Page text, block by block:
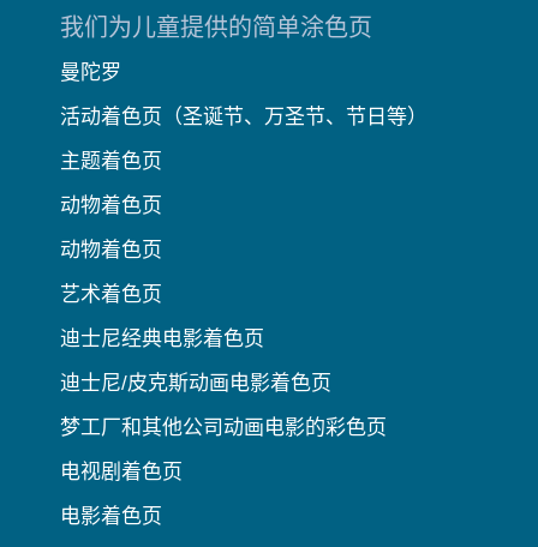
我们为儿童提供的简单涂色页
曼陀罗
活动着色页（圣诞节、万圣节、节日等）
主题着色页
动物着色页
动物着色页
艺术着色页
迪士尼经典电影着色页
迪士尼/皮克斯动画电影着色页
梦工厂和其他公司动画电影的彩色页
电视剧着色页
电影着色页